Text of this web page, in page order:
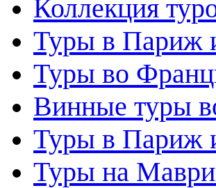
Коллекция
Туры в Париж
Туры во
Винные туры
Туры в Париж
Туры на